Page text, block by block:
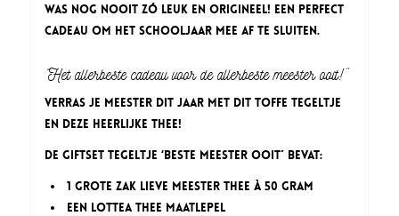
was nog nooit zó leuk en origineel! Een perfect
cadeau om het schooljaar mee af te sluiten.
“Het allerbeste cadeau voor de allerbeste meester ooit!”
Verras je meester dit jaar met dit toffe tegeltje
en deze heerlijke thee!
De Giftset Tegeltje ‘Beste Meester ooit´ bevat:
1 grote zak Lieve Meester thee à 50 gram
een Lottea thee maatlepel